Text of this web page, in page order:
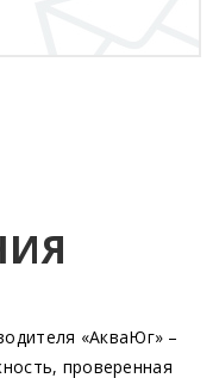
«АкваЮг» –
проверенная